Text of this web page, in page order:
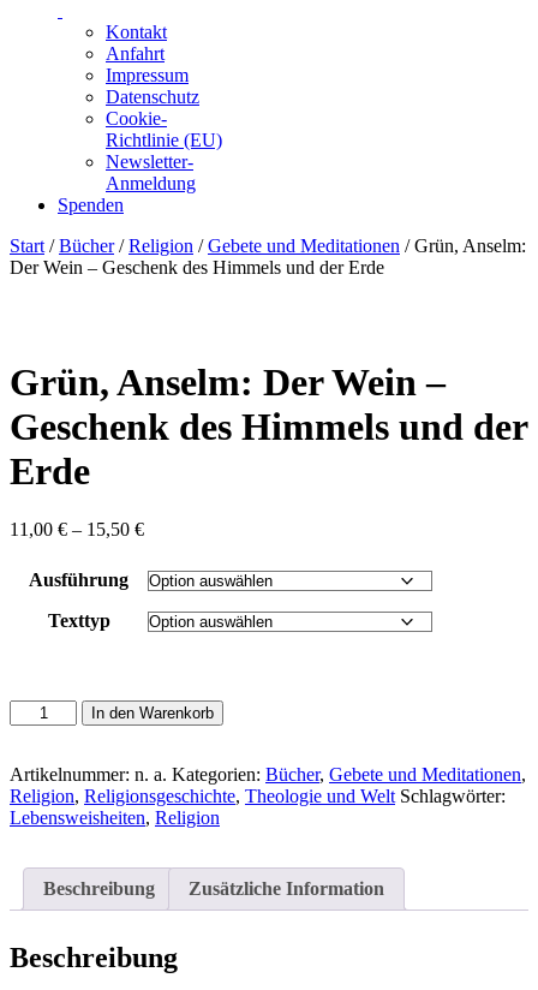
Kontakt
Anfahrt
Impressum
Datenschutz
Cookie-
Richtlinie (EU)
Newsletter-
Anmeldung
Spenden
Skip
to
Start /Bücher/Religion /Gebete und Meditationen / Grün, Anselm:
Der Wein – Geschenk des Himmels und der Erde
Grün, Anselm: Der Wein –
Geschenk des Himmels und der
Erde
11,00 € – 15,50 €Preisspanne:
bis
15,50 €
Ausführung
Texttyp
Grün,
Anselm:
Wein
-
Geschenk
der
Menge
In den Warenkorb
Artikelnummer: n. a. Kategorien: Bücher, Gebete und Meditationen,
Religion, Religionsgeschichte, Theologie und Welt Schlagwörter:
Lebensweisheiten, Religion
Beschreibung Zusätzliche Information
Beschreibung